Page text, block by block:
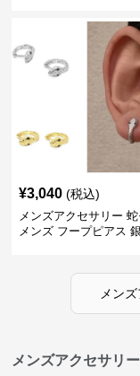
¥3,040 (税込)
メンズアクセサリー
メンズ フープピアス
メン
メンズアクセサリ